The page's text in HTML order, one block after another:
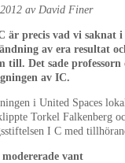
av David Finer
är precis vad vi saknat
av era resultat
till. Det sade
av IC.
i United Spaces
Torkel Falkenberg
I C med
vant